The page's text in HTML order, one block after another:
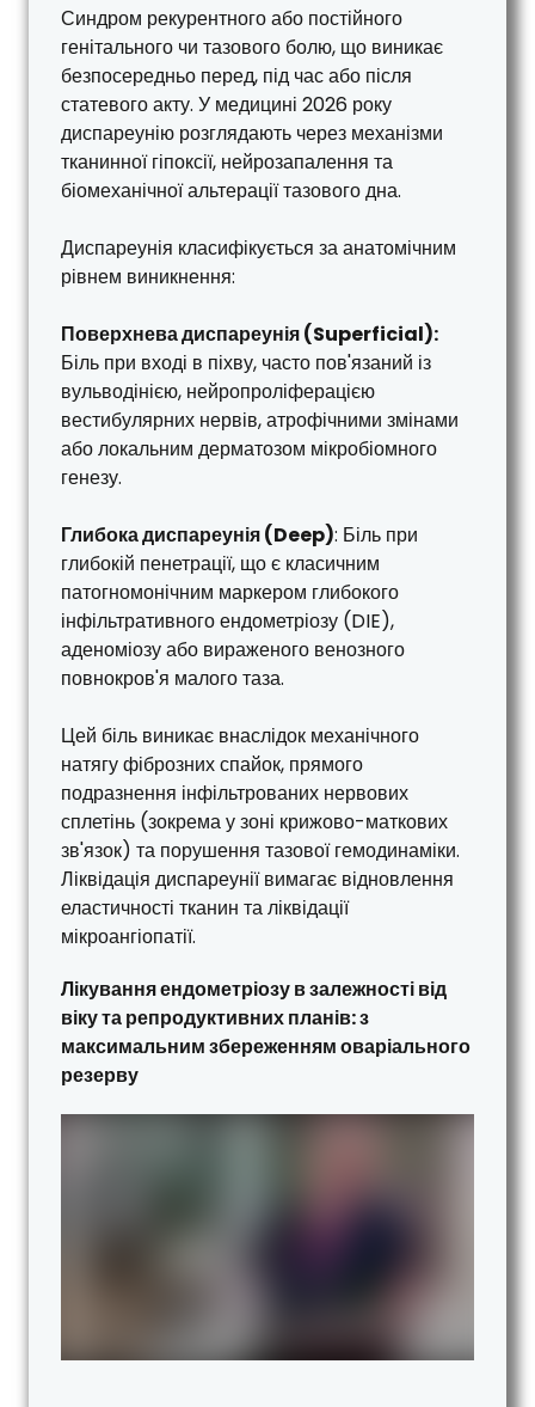
Синдром рекурентного або постійного
генітального чи тазового болю, що виникає
безпосередньо перед, під час або після
статевого акту. У медицині 2026 року
диспареунію розглядають через механізми
тканинної гіпоксії, нейрозапалення та
біомеханічної альтерації тазового дна.
Диспареунія класифікується за анатомічним
рівнем виникнення:
Поверхнева диспареунія (Superficial):
Біль при вході в піхву, часто пов'язаний із
вульводінією, нейропроліферацією
вестибулярних нервів, атрофічними змінами
або локальним дерматозом мікробіомного
генезу.
Глибока диспареунія (Deep): Біль при
глибокій пенетрації, що є класичним
патогномонічним маркером глибокого
інфільтративного ендометріозу (DIE),
аденоміозу або вираженого венозного
повнокров'я малого таза.
Цей біль виникає внаслідок механічного
натягу фіброзних спайок, прямого
подразнення інфільтрованих нервових
сплетінь (зокрема у зоні крижово-маткових
зв'язок) та порушення тазової гемодинаміки.
Ліквідація диспареунії вимагає відновлення
еластичності тканин та ліквідації
мікроангіопатії.
Лікування ендометріозу в залежності від
віку та репродуктивних планів: з
максимальним збереженням оваріального
резерву